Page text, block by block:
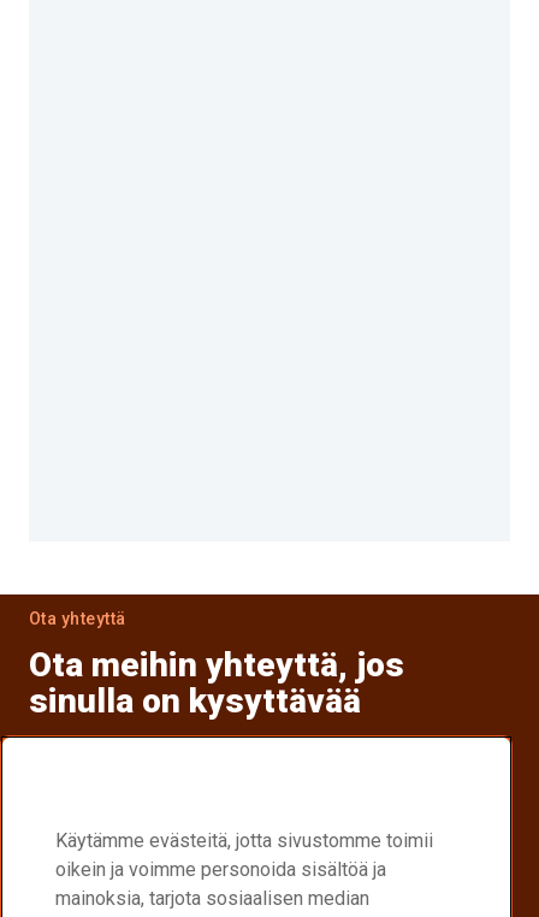
Ota yhteyttä
Ota meihin yhteyttä, jos
sinulla on kysyttävää
Etsi lähin Raex®-jälleenmyyjä.
Raex-jakelukumppanit
Käytämme evästeitä, jotta sivustomme toimii
oikein ja voimme personoida sisältöä ja
mainoksia, tarjota sosiaalisen median